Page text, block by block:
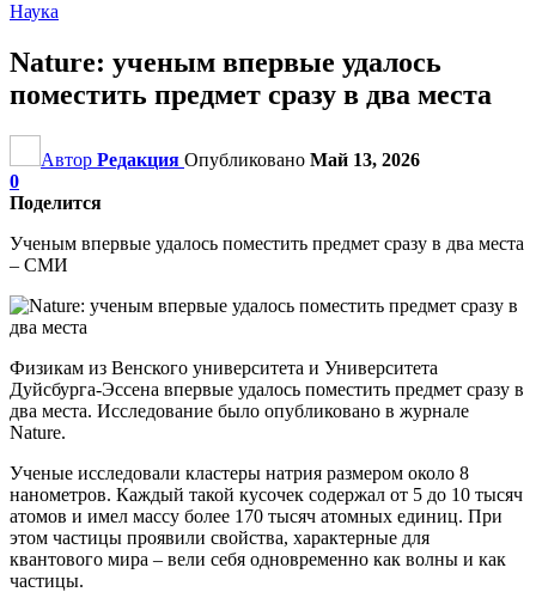
Наука
Nature: ученым впервые удалось
поместить предмет сразу в два места
Автор Редакция Опубликовано Май 13, 2026
0
Поделится
Ученым впервые удалось поместить предмет сразу в два места
– СМИ
Физикам из Венского университета и Университета
Дуйсбурга-Эссена впервые удалось поместить предмет сразу в
два места. Исследование было опубликовано в журнале
Nature.
Ученые исследовали кластеры натрия размером около 8
нанометров. Каждый такой кусочек содержал от 5 до 10 тысяч
атомов и имел массу более 170 тысяч атомных единиц. При
этом частицы проявили свойства, характерные для
квантового мира – вели себя одновременно как волны и как
частицы.